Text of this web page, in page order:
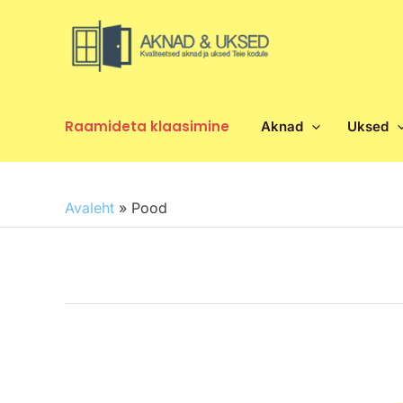
Raamideta klaasimine Aknad Uksed
Avaleht » Pood